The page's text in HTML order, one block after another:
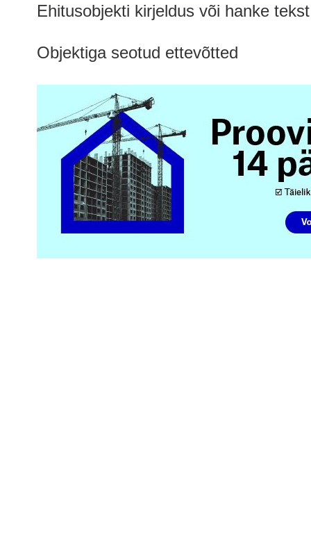
Ehitusobjekti kirjeldus või hanke tekst
Objektiga seotud ettevõtted